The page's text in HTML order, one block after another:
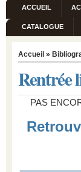
ACCUEIL
CATALOGUE
Accueil »
Rentrée
PAS